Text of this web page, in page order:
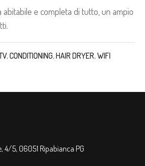
abitabile e completa di tutto, un ampio
,CONDITIONING,HAIR DRYER,WIFI
4/5, 06051 Ripabianca PG